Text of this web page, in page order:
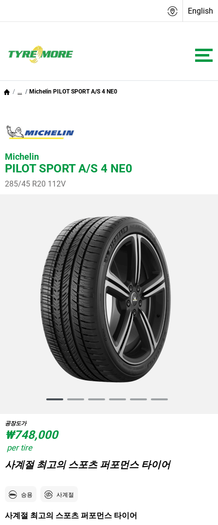
English
... Michelin PILOT SPORT A/S 4 NE0
Michelin
PILOT SPORT A/S 4 NE0
285/45 R20 112V
of
6
공장도가
₩748,000
per tire
사계절 최고의 스포츠 퍼포먼스 타이어
승용 사계절
사계절 최고의 스포츠 퍼포먼스 타이어